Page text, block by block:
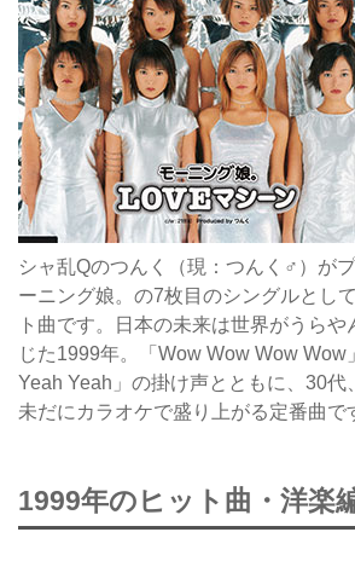
シャ乱Qのつんく（現：つんく♂）が
ーニング娘。の7枚目のシングルとし
ト曲です。日本の未来は世界がうら
じた1999年。「Wow Wow Wow Wow
Yeah Yeah」の掛け声とともに、30代
未だにカラオケで盛り上がる定番曲で
1999年のヒット曲・洋楽